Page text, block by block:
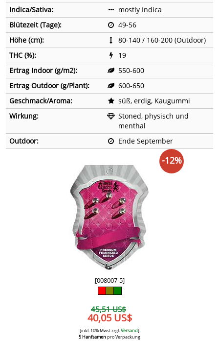
Indica/Sativa:
mostly Indica
Blütezeit (Tage):
49-56
Höhe (cm):
80-140 / 160-200 (Outdoor)
THC (%):
19
Ertrag Indoor (g/m2):
550-600
Ertrag Outdoor (g/Plant):
600-650
Geschmack/Aroma:
süß, erdig, Kaugummi
Wirkung:
Stoned, physisch und
menthal
Outdoor:
Ende September
[008007-5]
45,51 US$
40,05 US$
[inkl. 10% Mwst zzgl.Versand]
5 Hanfsamenpro Verpackung
-12%